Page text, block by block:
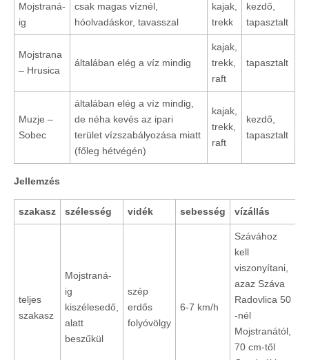
Mojstraná-
ig
csak magas víznél,
hóolvadáskor, tavasszal
kajak,
trekk
kezdő,
tapasztalt
Mojstrana
– Hrusica
általában elég a víz mindig
kajak,
trekk,
raft
tapasztalt
Muzje –
Sobec
általában elég a víz mindig,
de néha kevés az ipari
terület vízszabályozása miatt
(főleg hétvégén)
kajak,
trekk,
raft
kezdő,
tapasztalt
Jellemzés
szakasz szélesség vidék sebesség vízállás
teljes
szakasz
Mojstraná-
ig
kiszélesedő,
alatt
beszűkül
szép
erdős
folyóvölgy
6-7 km/h
Szávához
kell
viszonyítani,
azaz Száva
Radovlica 50
-nél
Mojstranától,
70 cm-től